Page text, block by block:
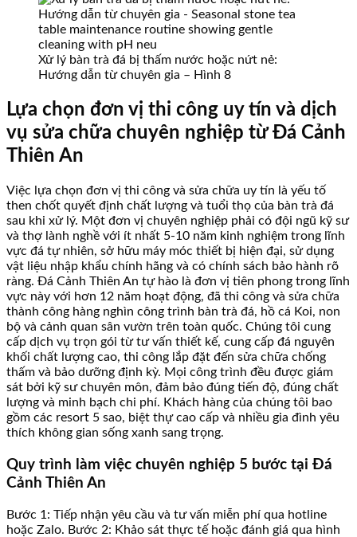
Xử lý bàn trà đá bị thấm nước hoặc nứt nẻ:
Hướng dẫn từ chuyên gia – Hình 8
Lựa chọn đơn vị thi công uy tín và dịch
vụ sửa chữa chuyên nghiệp từ Đá Cảnh
Thiên An
Việc lựa chọn đơn vị thi công và sửa chữa uy tín là yếu tố
then chốt quyết định chất lượng và tuổi thọ của bàn trà đá
sau khi xử lý. Một đơn vị chuyên nghiệp phải có đội ngũ kỹ sư
và thợ lành nghề với ít nhất 5-10 năm kinh nghiệm trong lĩnh
vực đá tự nhiên, sở hữu máy móc thiết bị hiện đại, sử dụng
vật liệu nhập khẩu chính hãng và có chính sách bảo hành rõ
ràng. Đá Cảnh Thiên An tự hào là đơn vị tiên phong trong lĩnh
vực này với hơn 12 năm hoạt động, đã thi công và sửa chữa
thành công hàng nghìn công trình bàn trà đá, hồ cá Koi, non
bộ và cảnh quan sân vườn trên toàn quốc. Chúng tôi cung
cấp dịch vụ trọn gói từ tư vấn thiết kế, cung cấp đá nguyên
khối chất lượng cao, thi công lắp đặt đến sửa chữa chống
thấm và bảo dưỡng định kỳ. Mọi công trình đều được giám
sát bởi kỹ sư chuyên môn, đảm bảo đúng tiến độ, đúng chất
lượng và minh bạch chi phí. Khách hàng của chúng tôi bao
gồm các resort 5 sao, biệt thự cao cấp và nhiều gia đình yêu
thích không gian sống xanh sang trọng.
Quy trình làm việc chuyên nghiệp 5 bước tại Đá
Cảnh Thiên An
Bước 1: Tiếp nhận yêu cầu và tư vấn miễn phí qua hotline
hoặc Zalo. Bước 2: Khảo sát thực tế hoặc đánh giá qua hình